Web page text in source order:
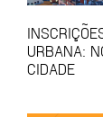
URBANA:
CIDADE